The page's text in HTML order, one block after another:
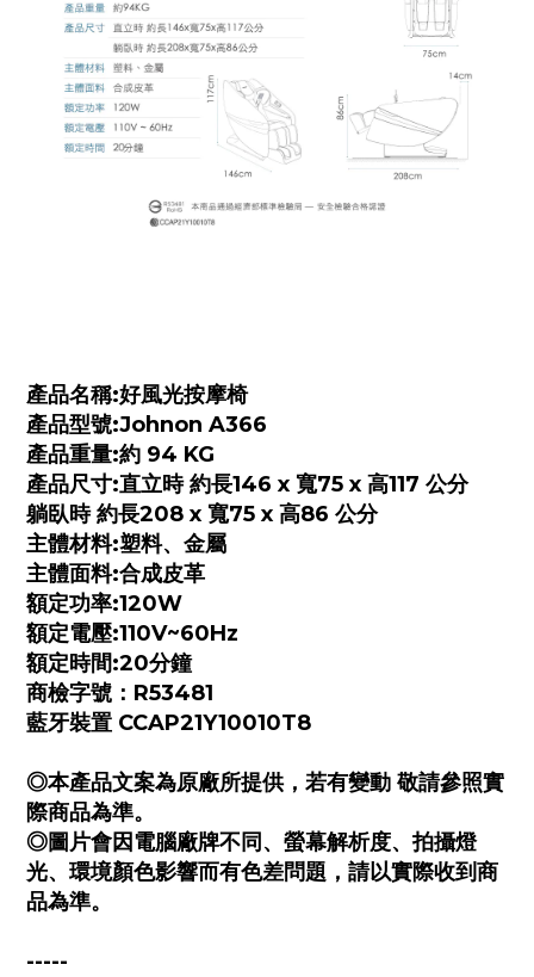
產品名稱:好風光按摩椅
產品型號:Johnon A366
產品重量:約 94 KG
產品尺寸:直立時 約長146 x 寬75 x 高117 公分
躺臥時 約長208 x 寬75 x 高86 公分
主體材料:塑料、金屬
主體面料:合成皮革
額定功率:120W
額定電壓:110V~60Hz
額定時間:20分鐘
商檢字號：R53481
藍牙裝置 CCAP21Y10010T8
◎本產品文案為原廠所提供，若有變動 敬請參照實
際商品為準。
◎圖片會因電腦廠牌不同、螢幕解析度、拍攝燈
光、環境顏色影響而有色差問題，請以實際收到商
品為準。
-----